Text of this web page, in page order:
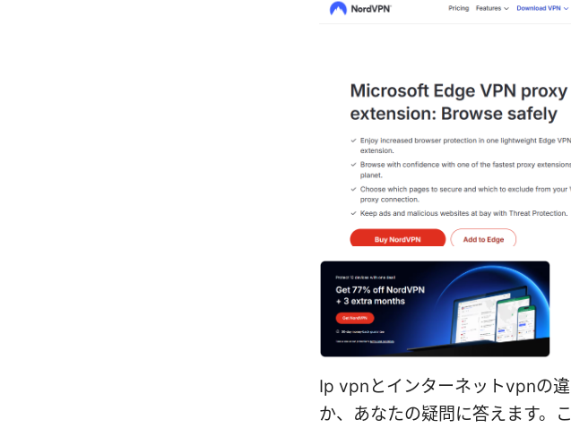
Ip vpnとインターネットvpnの
か、あなたの疑問に答えます。